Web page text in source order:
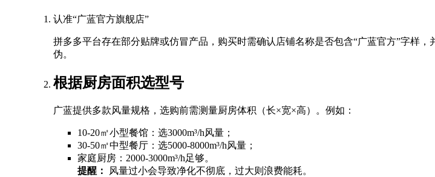
认准“广蓝官方旗舰店”
拼多多平台存在部分贴牌或仿冒产品，购买时需确认店铺名称是否包含“广蓝官方”字样
伪。
根据厨房面积选型号
广蓝提供多款风量规格，选购前需测量厨房体积（长×宽×高）。例如：
10-20㎡小型餐馆：选3000m³/h风量；
30-50㎡中型餐厅：选5000-8000m³/h风量；
家庭厨房：2000-3000m³/h足够。
提醒：
风量过小会导致净化不彻底，过大则浪费能耗。